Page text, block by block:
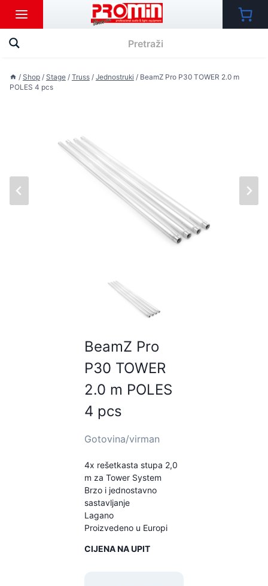
content
/ Shop / Stage / Truss / Jednostruki / BeamZ Pro P30 TOWER 2.0 m
POLES 4 pcs
BeamZ Pro
P30 TOWER
2.0 m POLES
4 pcs
Gotovina/virman
4x rešetkasta stupa 2,0
m za Tower System
Brzo i jednostavno
sastavljanje
Lagano
Proizvedeno u Europi
CIJENA NA UPIT